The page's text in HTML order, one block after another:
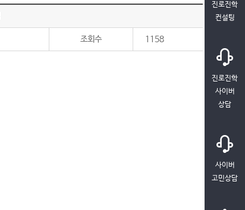
조회수 1158
진로진학
컨설팅
진로진학
사이버
상담
사이버
고민상담